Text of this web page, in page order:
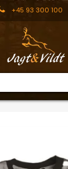
+45 93 300 100